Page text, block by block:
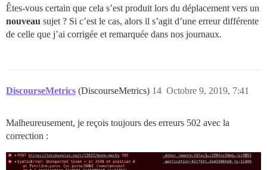
Êtes-vous certain que cela s’est produit lors du déplacement vers un
nouveau sujet ? Si c’est le cas, alors il s’agit d’une erreur différente
de celle que j’ai corrigée et remarquée dans nos journaux.
DiscourseMetrics (DiscourseMetrics) Octobre 9, 2019, 7:41
14
Malheureusement, je reçois toujours des erreurs 502 avec la
correction :